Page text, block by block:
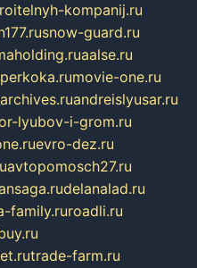
kompanij.ru
snow-guard.ru
aalse.ru
perkoka.rumovie-one.ru
andreislyusar.ru
lyubov-i-grom.ru
evro-dez.ru
avtopomosch27.ru
delanalad.ru
family.ruroadli.ru
trade-farm.ru